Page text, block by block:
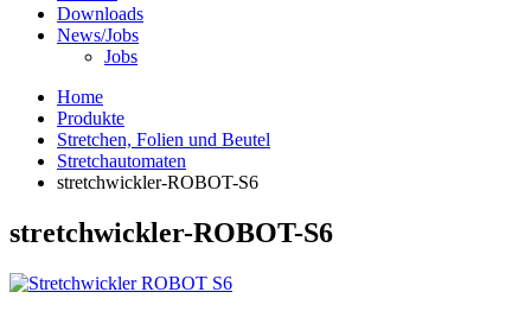
Downloads
News/Jobs
Jobs
Home
Produkte
Stretchen, Folien und Beutel
Stretchautomaten
stretchwickler-ROBOT-S6
stretchwickler-ROBOT-S6